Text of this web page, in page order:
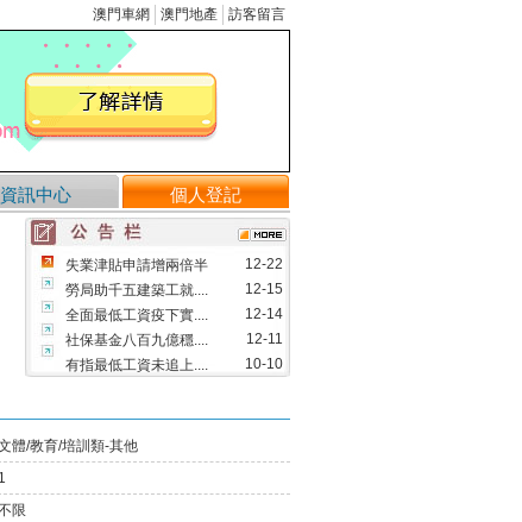
訪客留言
澳門地產
澳門車網
資訊中心 個人登記
失業津貼申請增兩倍半
12-22
勞局助千五建築工就....
12-15
全面最低工資疫下實....
12-14
社保基金八百九億穩....
12-11
有指最低工資未追上....
10-10
首三月失業率維持1.....
體/教育/培訓類-其他
1
限